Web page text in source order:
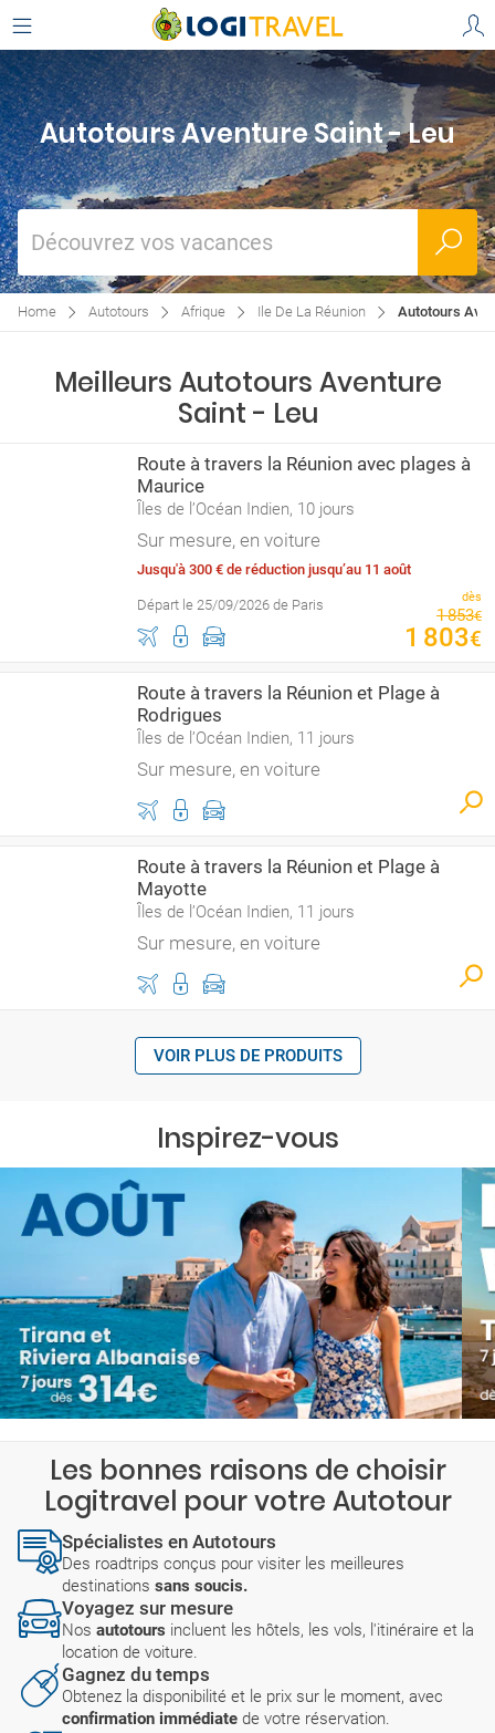
Autotours Aventure Saint - Leu
Découvrez vos vacances
Home Autotours Afrique Ile De La Réunion Autotours
Meilleurs Autotours Aventure
Saint - Leu
Route à travers la Réunion avec plages à
Maurice
Îles de l’Océan Indien, 10 jours
Sur mesure, en voiture
Jusqu'à 300 € de réduction jusqu’au 11 août
Départ le 25/09/2026 de Paris dès
1853€
1 803€
Route à travers la Réunion et Plage à
Rodrigues
Îles de l’Océan Indien, 11 jours
Sur mesure, en voiture
Route à travers la Réunion et Plage à
Mayotte
Îles de l’Océan Indien, 11 jours
Sur mesure, en voiture
VOIR PLUS DE PRODUITS
Inspirez-vous
Les bonnes raisons de choisir
Logitravel pour votre Autotour
Spécialistes en Autotours
Des roadtrips conçus pour visiter les meilleures
destinations sans soucis.
Voyagez sur mesure
Nos autotours incluent les hôtels, les vols, l'itinéraire et la
location de voiture.
Gagnez du temps
Obtenez la disponibilité et le prix sur le moment, avec
confirmation immédiate de votre réservation.